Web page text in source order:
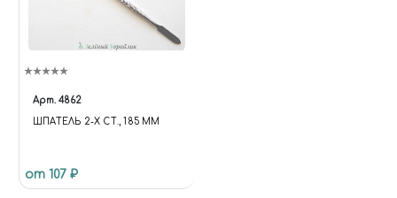
Арт. 4862
ШПАТЕЛЬ 2-Х СТ., 185 ММ
от 107 ₽